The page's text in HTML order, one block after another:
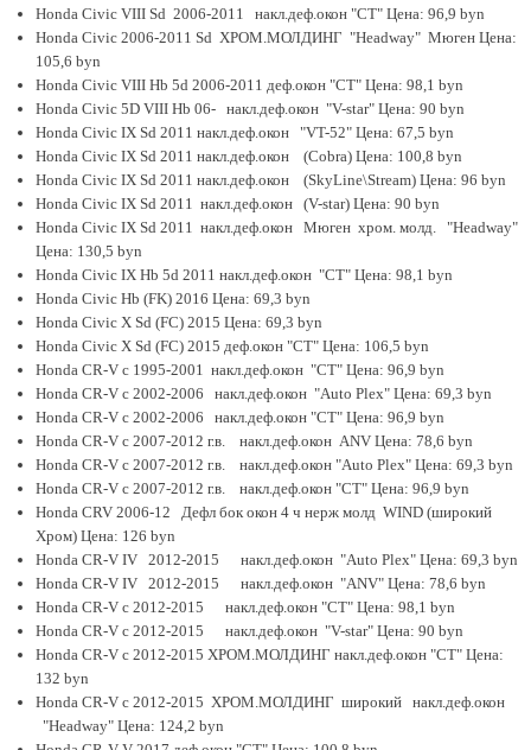
Honda Civic VIII Sd 2006-2011 накл.деф.окон "CT" Цена: 96,9 byn
Honda Civic 2006-2011 Sd ХРОМ.МОЛДИНГ "Headway" Мюген Цена:
105,6 byn
Honda Civic VIII Hb 5d 2006-2011 деф.окон "CT" Цена: 98,1 byn
Honda Civic 5D VIII Hb 06- накл.деф.окон "V-star" Цена: 90 byn
Honda Civic IX Sd 2011 накл.деф.окон "VT-52" Цена: 67,5 byn
Honda Civic IX Sd 2011 накл.деф.окон (Cobra) Цена: 100,8 byn
Honda Civic IX Sd 2011 накл.деф.окон (SkyLine\Stream) Цена: 96 byn
Honda Civic IX Sd 2011 накл.деф.окон (V-star) Цена: 90 byn
Honda Civic IX Sd 2011 накл.деф.окон Мюген хром. молд. "Headway"
Цена: 130,5 byn
Honda Civic IX Hb 5d 2011 накл.деф.окон "CT" Цена: 98,1 byn
Honda Civic Hb (FK) 2016 Цена: 69,3 byn
Honda Civic X Sd (FC) 2015 Цена: 69,3 byn
Honda Civic X Sd (FC) 2015 деф.окон "CT" Цена: 106,5 byn
Honda CR-V с 1995-2001 накл.деф.окон "CT" Цена: 96,9 byn
Honda CR-V с 2002-2006 накл.деф.окон "Auto Plex" Цена: 69,3 byn
Honda CR-V с 2002-2006 накл.деф.окон "CT" Цена: 96,9 byn
Honda CR-V с 2007-2012 г.в. накл.деф.окон ANV Цена: 78,6 byn
Honda CR-V с 2007-2012 г.в. накл.деф.окон "Auto Plex" Цена: 69,3 byn
Honda CR-V с 2007-2012 г.в. накл.деф.окон "CT" Цена: 96,9 byn
Honda CRV 2006-12 Дефл бок окон 4 ч нерж молд WIND (широкий
Хром) Цена: 126 byn
Honda CR-V IV 2012-2015 накл.деф.окон "Auto Plex" Цена: 69,3 byn
Honda CR-V IV 2012-2015 накл.деф.окон "ANV" Цена: 78,6 byn
Honda CR-V с 2012-2015 накл.деф.окон "CT" Цена: 98,1 byn
Honda CR-V с 2012-2015 накл.деф.окон "V-star" Цена: 90 byn
Honda CR-V с 2012-2015 ХРОМ.МОЛДИНГ накл.деф.окон "CT" Цена:
132 byn
Honda CR-V с 2012-2015 ХРОМ.МОЛДИНГ широкий накл.деф.окон
"Headway" Цена: 124,2 byn